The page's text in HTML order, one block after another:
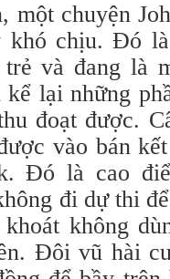
một chuyện
khó chịu. Đó
trẻ và đang là
kể lại những
đoạt được.
vào bán
Đó là cao
đi dự thi
không
Đôi vũ hài